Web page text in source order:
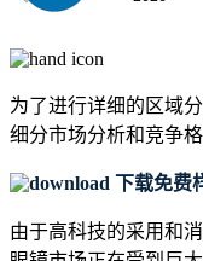
为了进行详细的区域
细分市场分析和竞争
下载免费
由于高科技的采用和